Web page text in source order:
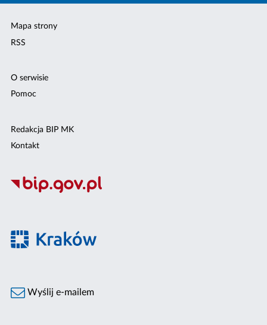
Mapa strony
RSS
O serwisie
Pomoc
Redakcja BIP MK
Kontakt
Wyślij e-mailem